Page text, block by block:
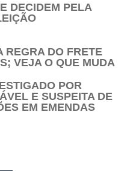
DECIDEM PELA
REGRA DO FRETE
VEJA O QUE MUDA
POR
E SUSPEITA DE
EM EMENDAS